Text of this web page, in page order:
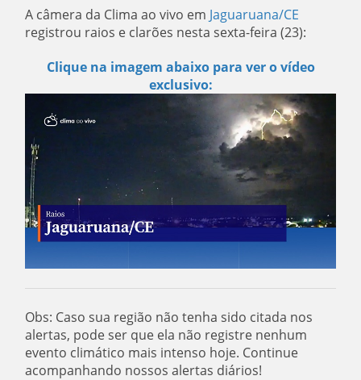
A câmera da Clima ao vivo em Jaguaruana/CE
registrou raios e clarões nesta sexta-feira (23):
Clique na imagem abaixo para ver o vídeo
exclusivo:
Obs: Caso sua região não tenha sido citada nos
alertas, pode ser que ela não registre nenhum
evento climático mais intenso hoje. Continue
acompanhando nossos alertas diários!